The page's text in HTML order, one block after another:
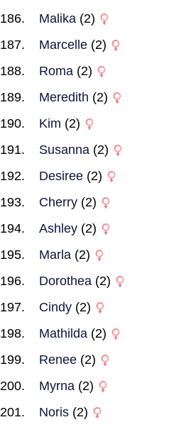
Malika (2)
Marcelle (2)
Roma (2)
Meredith (2)
Kim (2)
Susanna (2)
Desiree (2)
Cherry (2)
Ashley (2)
Marla (2)
Dorothea (2)
Cindy (2)
Mathilda (2)
Renee (2)
Myrna (2)
Noris (2)